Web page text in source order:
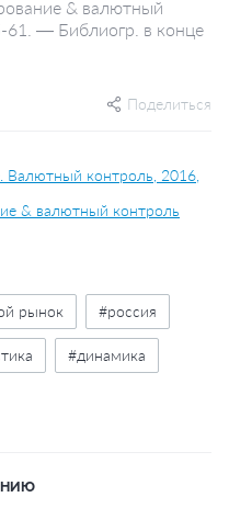
& валютный
— Библиогр. в конце
Поделиться
Валютный контроль, 2016,
& валютный контроль
рынок #россия
#динамика